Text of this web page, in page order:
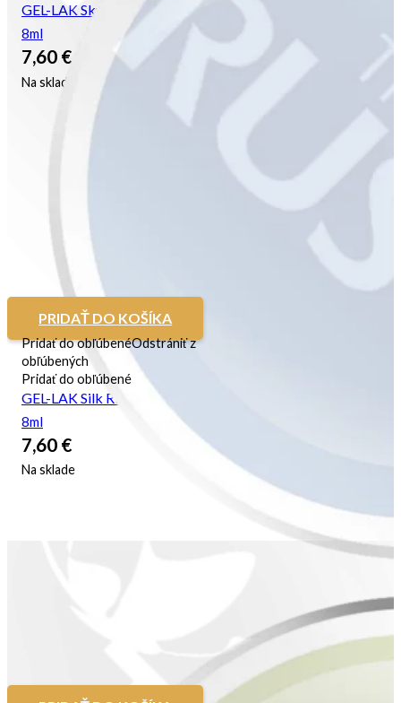
GEL-LAK Skyline Chic
8ml
7,60 €
Na sklade
PRIDAŤ DO KOŠÍKA
Pridať do obľúbenéOdstrániť z
obľúbených
Pridať do obľúbené
GEL-LAK Silk Ribbon
8ml
7,60 €
Na sklade